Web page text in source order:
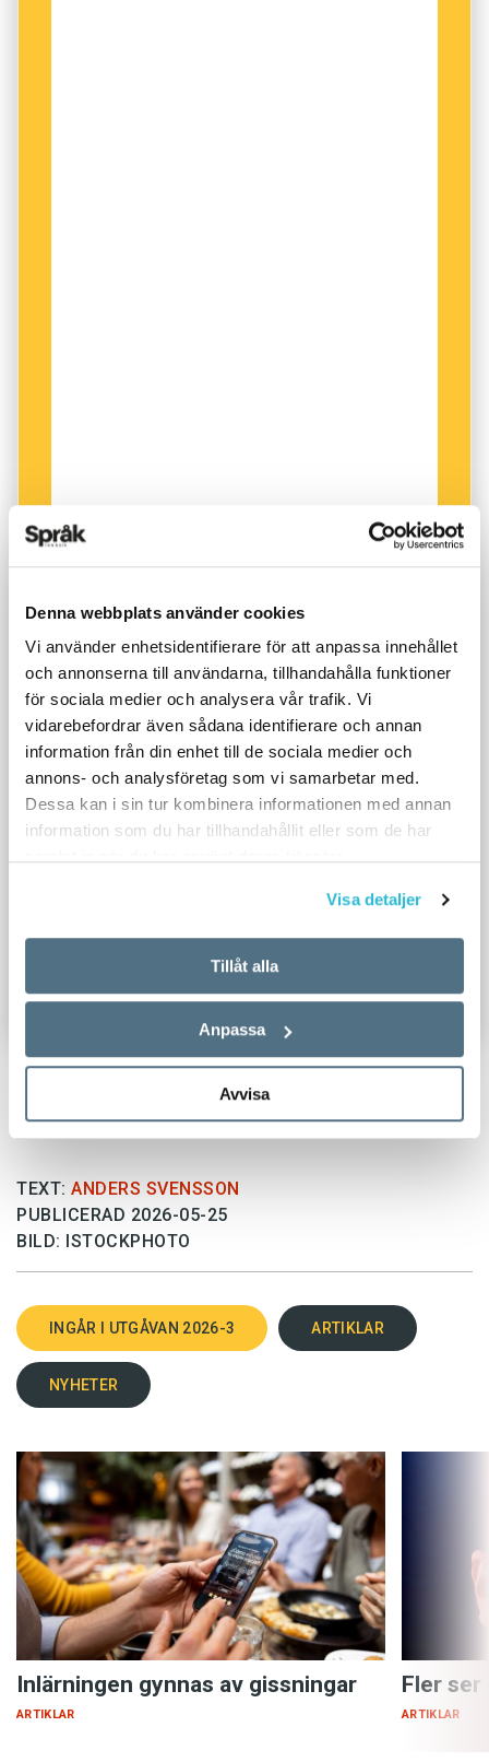
Denna webbplats använder cookies
Vi använder enhetsidentifierare för att anpassa innehållet
och annonserna till användarna, tillhandahålla funktioner
för sociala medier och analysera vår trafik. Vi
vidarebefordrar även sådana identifierare och annan
information från din enhet till de sociala medier och
annons- och analysföretag som vi samarbetar med.
Dessa kan i sin tur kombinera informationen med annan
information som du har tillhandahållit eller som de har
Visa detaljer
Tillåt alla
Anpassa
Avvisa
TEXT: ANDERS SVENSSON
PUBLICERAD 2026-05-25
BILD: ISTOCKPHOTO
INGÅR I UTGÅVAN 2026-3 ARTIKLAR
NYHETER
Inlärningen gynnas av gissningar
ARTIKLAR
Fler
ARTIKLAR